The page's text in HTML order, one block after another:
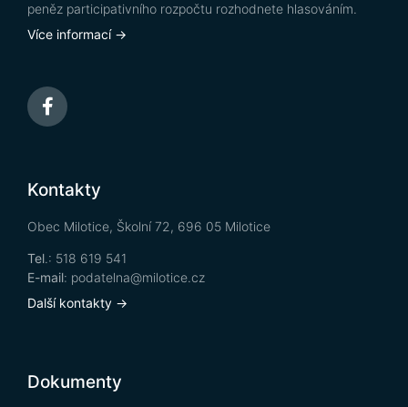
peněz participativního rozpočtu rozhodnete hlasováním.
Více informací →
Kontakty
Obec Milotice, Školní 72, 696 05 Milotice
Tel.: 518 619 541
E-mail: podatelna@milotice.cz
Další kontakty →
Dokumenty